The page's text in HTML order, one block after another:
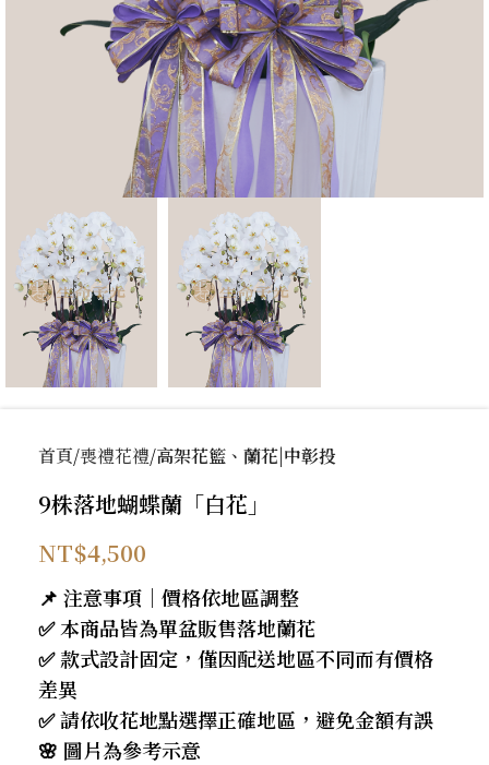
首頁 喪禮花禮 高架花籃、蘭花|中彰投
9株落地蝴蝶蘭「白花」
NT$4,500
📌 注意事項｜價格依地區調整
✅ 本商品皆為單盆販售落地蘭花
✅ 款式設計固定，僅因配送地區不同而有價格
差異
✅ 請依收花地點選擇正確地區，避免金額有誤
🌸 圖片為參考示意